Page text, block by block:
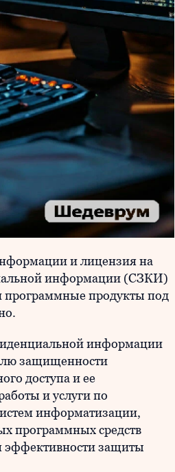
и лицензия на
информации (СЗКИ)
программные продукты под
информации
защищенности
доступа и ее
и услуги по
информатизации,
программных средств
эффективности защиты